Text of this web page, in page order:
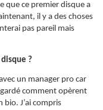
que ce premier disque a
il y a des choses
pas pareil mais
?
un manager pro car
comment opèrent
J’ai compris